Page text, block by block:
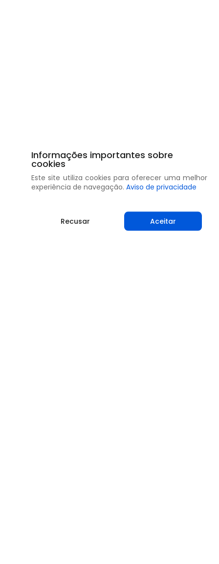
Informações importantes sobre
cookies
Este site utiliza cookies para oferecer uma melhor
experiência de navegação. Aviso de privacidade
Recusar Aceitar